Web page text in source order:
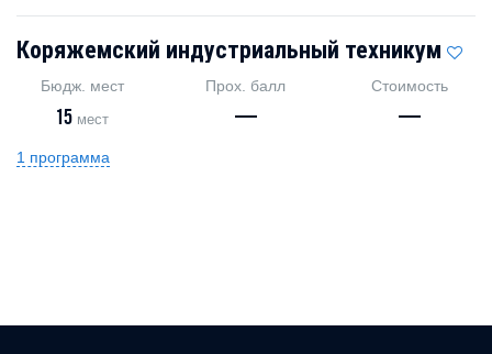
Коряжемский индустриальный техникум
Бюдж. мест
15 мест
Прох. балл
—
Стоимость
—
1 программа